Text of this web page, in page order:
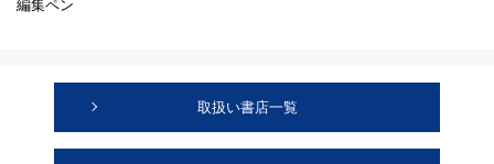
編集ペン
取扱い書店一覧